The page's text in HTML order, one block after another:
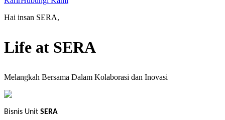
Hai insan SERA,
Life at SERA
Melangkah Bersama Dalam Kolaborasi dan Inovasi
Bisnis Unit SERA